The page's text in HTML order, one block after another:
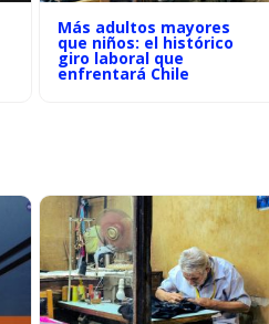
Más adultos mayores
que niños: el histórico
giro laboral que
enfrentará Chile